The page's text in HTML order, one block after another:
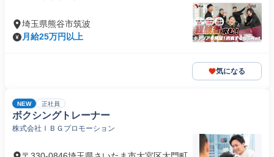
埼玉県熊谷市筑波
月給25万円以上
気になる
NEW 正社員
ボクシングトレーナー
株式会社ＩＢＧプロモーション